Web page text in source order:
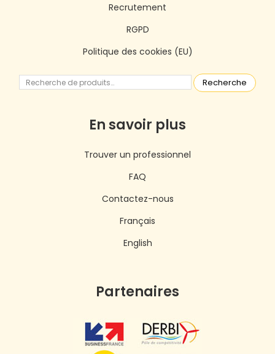
Recrutement
RGPD
Politique des cookies (EU)
Recherche
En savoir plus
Trouver un professionnel
FAQ
Contactez-nous
Français
English
Partenaires